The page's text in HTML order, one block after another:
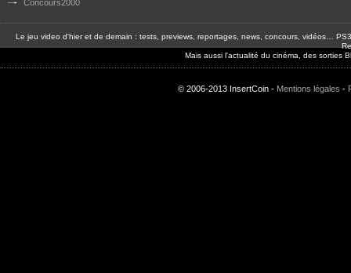
Concours2000
Le jeu video d'hier et de demain : tests, previews, reportages, news, concours, vidéos…
Mais aussi l'actualité du cinéma, des sorties
© 2006-2013 InsertCoin - Mentions légales -